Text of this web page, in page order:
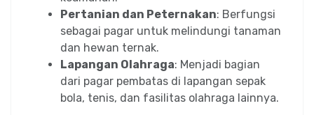
Pertanian dan Peternakan: Berfungsi
sebagai pagar untuk melindungi tanaman
dan hewan ternak.
Lapangan Olahraga: Menjadi bagian
dari pagar pembatas di lapangan sepak
bola, tenis, dan fasilitas olahraga lainnya.